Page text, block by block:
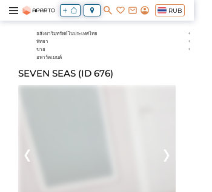
RUB
อสังหาริมทรัพย์ในประเทศไทย
พัทยา
ขาย
อพาร์ตเมนต์
SEVEN SEAS (ID 676)